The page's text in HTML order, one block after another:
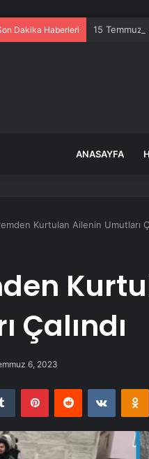
Dakika Haberleri 15
ANASAYFA
Kurtulan Ailenin Umutları
Çalındı
6, 2023
Tumblr PinterestReddit